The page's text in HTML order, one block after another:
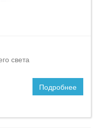
света
Подробнее